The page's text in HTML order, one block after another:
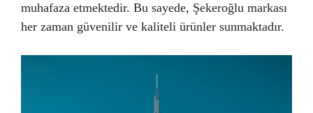
muhafaza etmektedir. Bu sayede, Şekeroğlu markası
her zaman güvenilir ve kaliteli ürünler sunmaktadır.